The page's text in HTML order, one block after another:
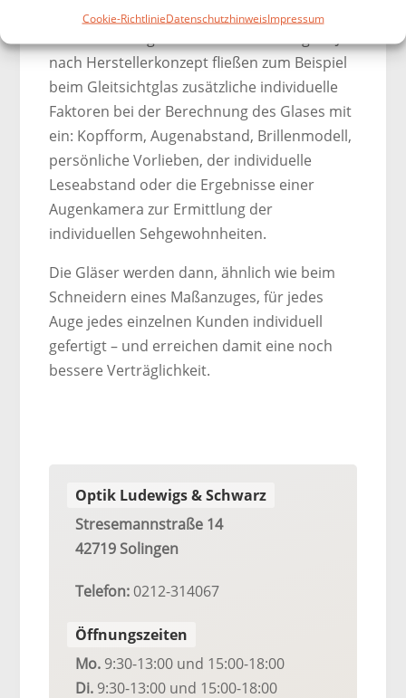
Cookie-RichtlinieDatenschutzhinweisImpressum
parat, von der simplen Lesebrille bis zum
nach Herstellerkonzept fließen zum Beispiel
beim Gleitsichtglas zusätzliche individuelle
Faktoren bei der Berechnung des Glases mit
ein: Kopfform, Augenabstand, Brillenmodell,
persönliche Vorlieben, der individuelle
Leseabstand oder die Ergebnisse einer
Augenkamera zur Ermittlung der
individuellen Sehgewohnheiten.
Die Gläser werden dann, ähnlich wie beim
Schneidern eines Maßanzuges, für jedes
Auge jedes einzelnen Kunden individuell
gefertigt – und erreichen damit eine noch
bessere Verträglichkeit.
Optik Ludewigs & Schwarz
Stresemannstraße 14
42719 Solingen
Telefon: 0212-314067
Öffnungszeiten
Mo. 9:30-13:00 und 15:00-18:00
Di. 9:30-13:00 und 15:00-18:00